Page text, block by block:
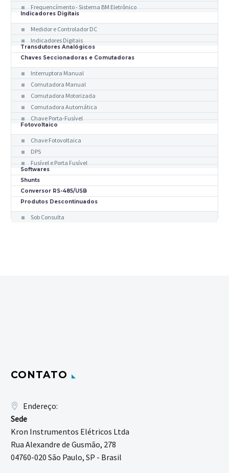
Frequencímento - Sistema BM Eletrônico
Indicadores Digitais
Medidor e Controlador DC
Indicadores Digitais
Transdutores Analógicos
Chaves Seccionadoras e Comutadoras
Interruptora Manual
Comutadora Manual
Comutadora Motorizada
Comutadora Automática
Chave Porta-Fusível
Fotovoltaico
Chave Fotovoltaica
DPS
Fusível e Porta Fusível
Softwares
Shunts
Conversor RS-485/USB
Produtos Descontinuados
Sob Consulta
CONTATO
Endereço:
Sede
Kron Instrumentos Elétricos Ltda
Rua Alexandre de Gusmão, 278
04760-020 São Paulo, SP - Brasil